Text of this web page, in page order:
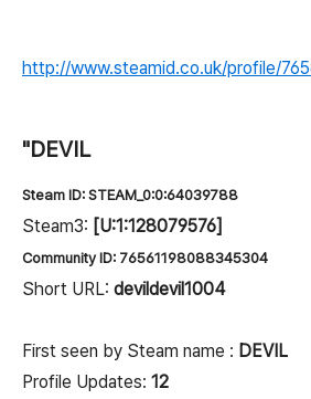
http://www.steamid.co.uk/profile/
"DEVIL
Steam ID:STEAM_0:0:64039788
Steam3: [U:1:128079576]
Community ID: 76561198088345304
Short URL: devildevil1004
First seen by Steam name : DEVIL
Profile Updates: 12